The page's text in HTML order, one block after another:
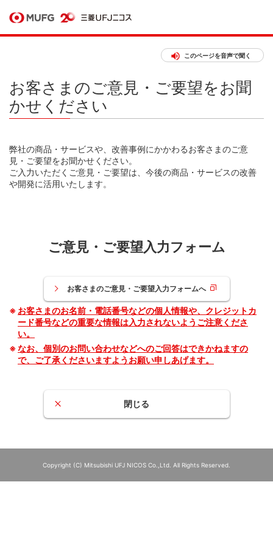
このページを音声で聞く
お客さまのご意見・ご要望をお聞
かせください
弊社の商品・サービスや、改善事例にかかわるお客さまのご意
見・ご要望をお聞かせください。
ご入力いただくご意見・ご要望は、今後の商品・サービスの改善
や開発に活用いたします。
ご意見・ご要望入力フォーム
お客さまのご意見・ご要望入力フォームへ
お客さまのお名前・電話番号などの個人情報や、クレジットカ
ード番号などの重要な情報は入力されないようご注意くださ
い。
なお、個別のお問い合わせなどへのご回答はできかねますの
で、ご了承くださいますようお願い申しあげます。
閉じる
Copyright (C) Mitsubishi UFJ NICOS Co.,Ltd. All Rights Reserved.